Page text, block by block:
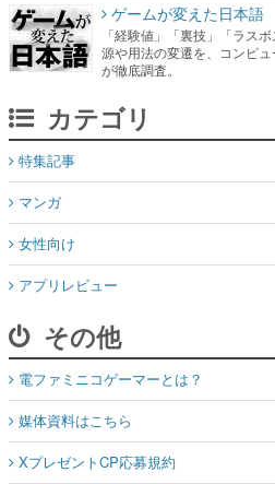
ゲームが変えた日本語
「経験値」「裏技」「ラス
源や用法の変遷を、コンピ
が徹底調査。
カテゴリ
特集記事
マンガ
女性向け
アプリレビュー
その他
電ファミニコゲーマーとは？
媒体資料はこちら
XプレゼントCP応募規約